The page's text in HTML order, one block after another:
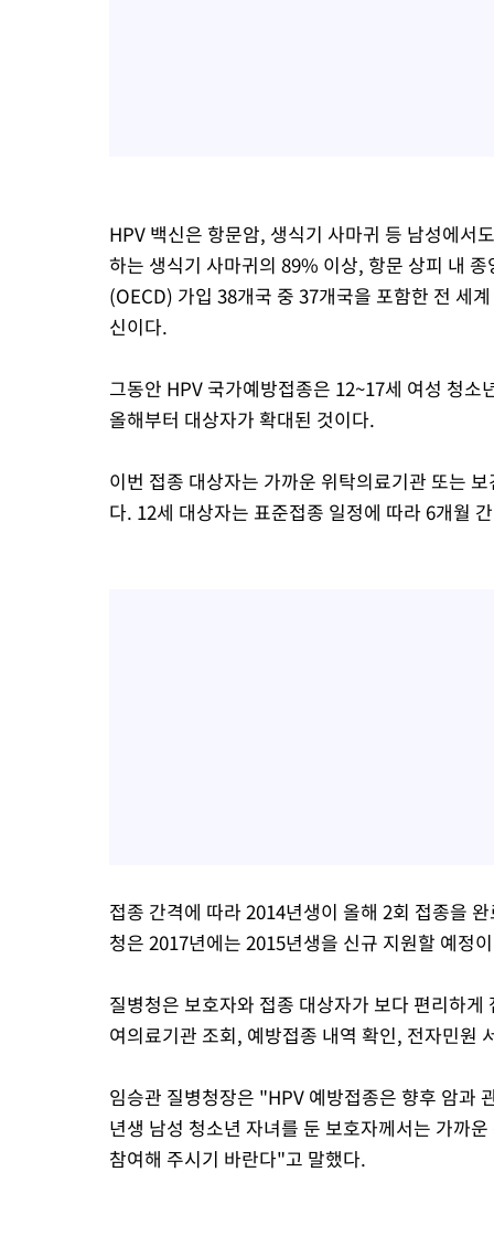
HPV 백신은 항문암, 생식기 사마귀 등 남성에서
하는 생식기 사마귀의 89% 이상, 항문 상피 내
(OECD) 가입 38개국 중 37개국을 포함한 전 세
신이다.
그동안 HPV 국가예방접종은 12~17세 여성 청
올해부터 대상자가 확대된 것이다.
이번 접종 대상자는 가까운 위탁의료기관 또는
다. 12세 대상자는 표준접종 일정에 따라 6개월
접종 간격에 따라 2014년생이 올해 2회 접종을
청은 2017년에는 2015년생을 신규 지원할 예정
질병청은 보호자와 접종 대상자가 보다 편리하
여의료기관 조회, 예방접종 내역 확인, 전자민원
임승관 질병청장은 "HPV 예방접종은 향후 암과
년생 남성 청소년 자녀를 둔 보호자께서는 가까
참여해 주시기 바란다"고 말했다.